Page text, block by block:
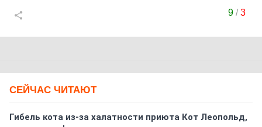
9/3
СЕЙЧАС ЧИТАЮТ
Гибель кота из-за халатности приюта Кот Леопольд,